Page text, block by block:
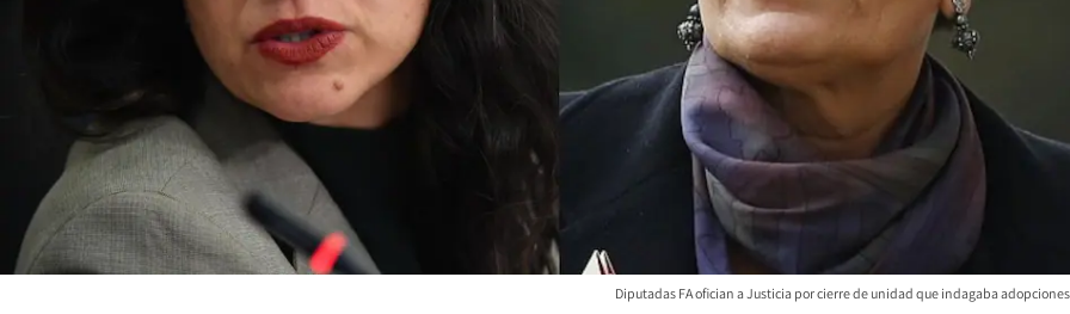
Diputadas FA ofician a Justicia por cierre de unidad que indagaba